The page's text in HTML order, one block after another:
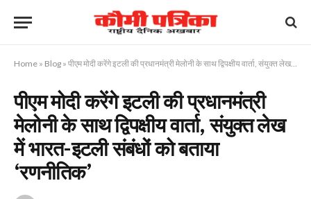
Home » Blog » पीएम मोदी करेंगे इटली की प्रधानमंत्री मेलोनी के साथ द्विपक्षीय वार्ता, संयुक्त लेख में भारत-इटली संबंधों को बताया ‘रणनीतिक’
पीएम मोदी करेंगे इटली की प्रधानमंत्री
मेलोनी के साथ द्विपक्षीय वार्ता, संयुक्त लेख
में भारत-इटली संबंधों को बताया
‘रणनीतिक’